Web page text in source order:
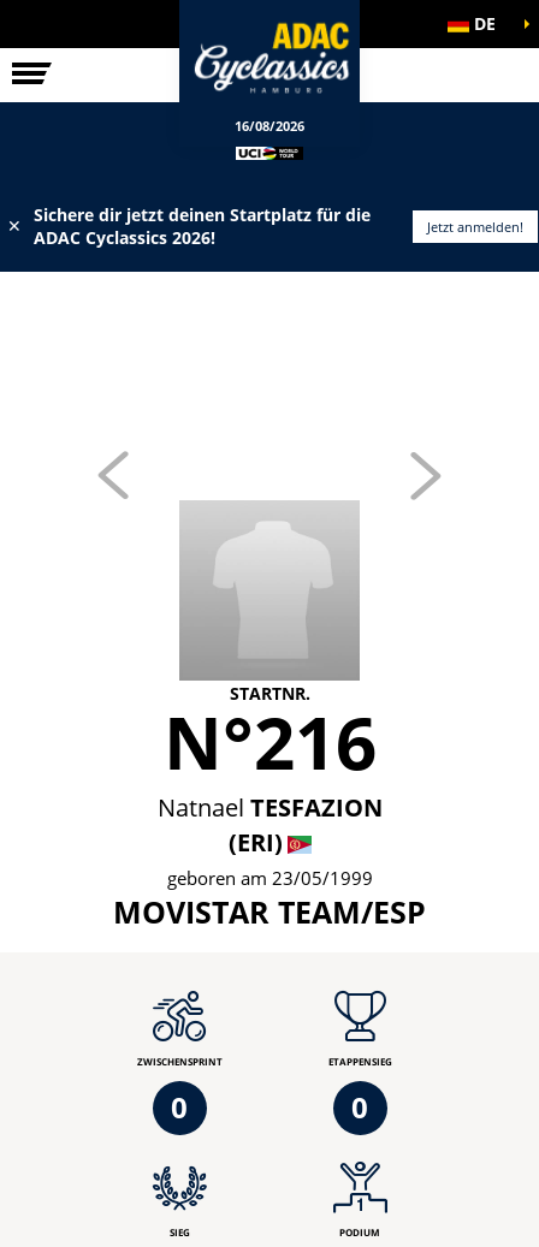
RENNEN DE
16/08/2026
✕
Sichere dir jetzt deinen Startplatz für die
ADAC Cyclassics 2026!
Jetzt anmelden!
STARTNR.
N°216
Natnael TESFAZION
(ERI)
geboren am 23/05/1999
MOVISTAR TEAM/ESP
ZWISCHENSPRINT
0
ETAPPENSIEG
0
SIEG PODIUM